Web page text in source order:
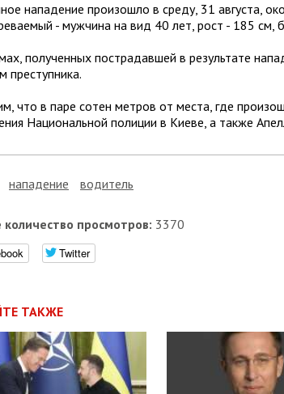
нападение произошло в среду, 31 августа,
- мужчина на вид 40 лет, рост - 185 см,
полученных пострадавшей в результате
преступника.
что в паре сотен метров от места, где
Национальной полиции в Киеве, а также
нападение водитель
просмотров: 3370
Twitter
ТАКЖЕ